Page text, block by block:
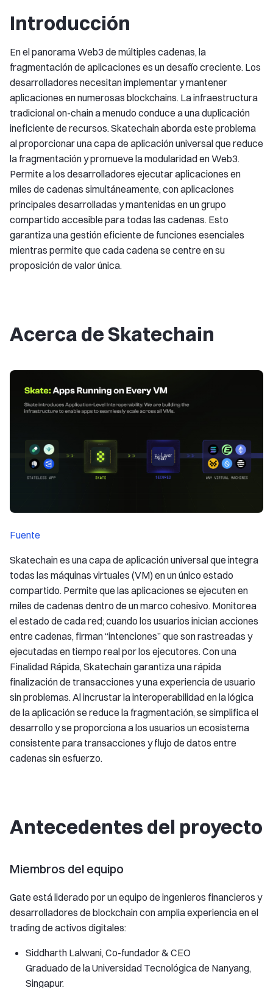
Introducción
En el panorama Web3 de múltiples cadenas, la
fragmentación de aplicaciones es un desafío creciente. Los
desarrolladores necesitan implementar y mantener
aplicaciones en numerosas blockchains. La infraestructura
tradicional on-chain a menudo conduce a una duplicación
ineficiente de recursos. Skatechain aborda este problema
al proporcionar una capa de aplicación universal que reduce
la fragmentación y promueve la modularidad en Web3.
Permite a los desarrolladores ejecutar aplicaciones en
miles de cadenas simultáneamente, con aplicaciones
principales desarrolladas y mantenidas en un grupo
compartido accesible para todas las cadenas. Esto
garantiza una gestión eficiente de funciones esenciales
mientras permite que cada cadena se centre en su
proposición de valor única.
Acerca de Skatechain
Fuente
Skatechain es una capa de aplicación universal que integra
todas las máquinas virtuales (VM) en un único estado
compartido. Permite que las aplicaciones se ejecuten en
miles de cadenas dentro de un marco cohesivo. Monitorea
el estado de cada red; cuando los usuarios inician acciones
entre cadenas, firman “intenciones” que son rastreadas y
ejecutadas en tiempo real por los ejecutores. Con una
Finalidad Rápida, Skatechain garantiza una rápida
finalización de transacciones y una experiencia de usuario
sin problemas. Al incrustar la interoperabilidad en la lógica
de la aplicación se reduce la fragmentación, se simplifica el
desarrollo y se proporciona a los usuarios un ecosistema
consistente para transacciones y flujo de datos entre
cadenas sin esfuerzo.
Antecedentes del proyecto
Miembros del equipo
Gate está liderado por un equipo de ingenieros financieros y
desarrolladores de blockchain con amplia experiencia en el
trading de activos digitales:
Siddharth Lalwani, Co-fundador & CEO
Graduado de la Universidad Tecnológica de Nanyang,
Singapur.